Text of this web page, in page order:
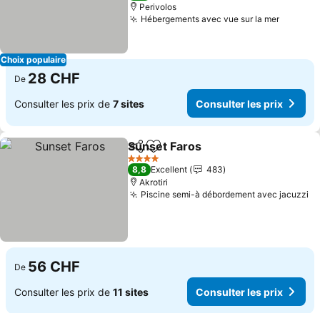
Choix populaire
Perivolos
Hébergements avec vue sur la mer
De 28 CHF
Consulter les prix de 7 sites Consulter les prix
PartagerAjouter à mes favoris
Sunset Faros
4 Étoiles
8,8 Excellent
483
Akrotiri
Piscine semi-à débordement avec jacuzzi
De 56 CHF
Consulter les prix de 11 sites Consulter les prix